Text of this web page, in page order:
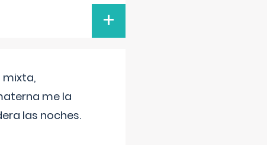
+
mixta,
me la
las noches.